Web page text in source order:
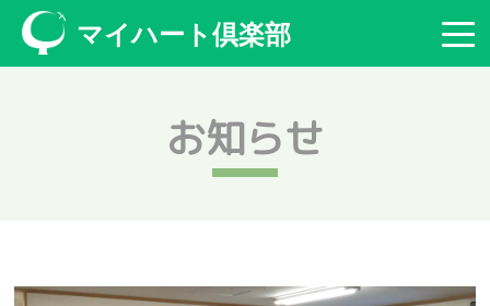
マイハート倶楽部
お知らせ